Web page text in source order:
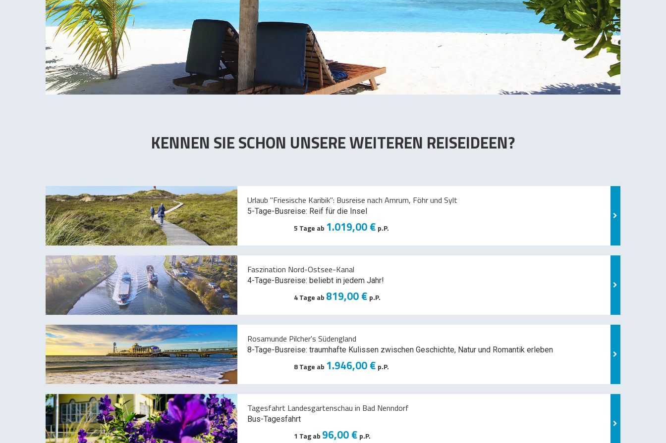
KENNEN SIE SCHON UNSERE WEITEREN REISEIDEEN?
Urlaub "Friesische Karibik": Busreise nach Amrum, Föhr und Sylt
5-Tage-Busreise: Reif für die Insel
5 Tage ab 1.019,00 € p.P.
Faszination Nord-Ostsee-Kanal
4-Tage-Busreise: beliebt in jedem Jahr!
4 Tage ab 819,00 € p.P.
Rosamunde Pilcher's Südengland
8-Tage-Busreise: traumhafte Kulissen zwischen Geschichte, Natur und Romantik erleben
8 Tage ab 1.946,00 € p.P.
Tagesfahrt Landesgartenschau in Bad Nenndorf
Bus-Tagesfahrt
1 Tag ab 96,00 € p.P.